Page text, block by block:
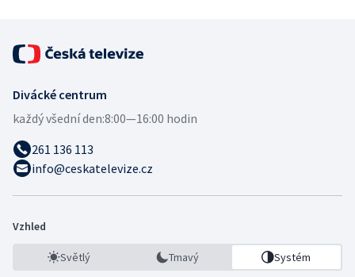
Divácké centrum
každý všední den:8:00—16:00 hodin
261 136 113
info@ceskatelevize.cz
Vzhled
Světlý Tmavý Systém